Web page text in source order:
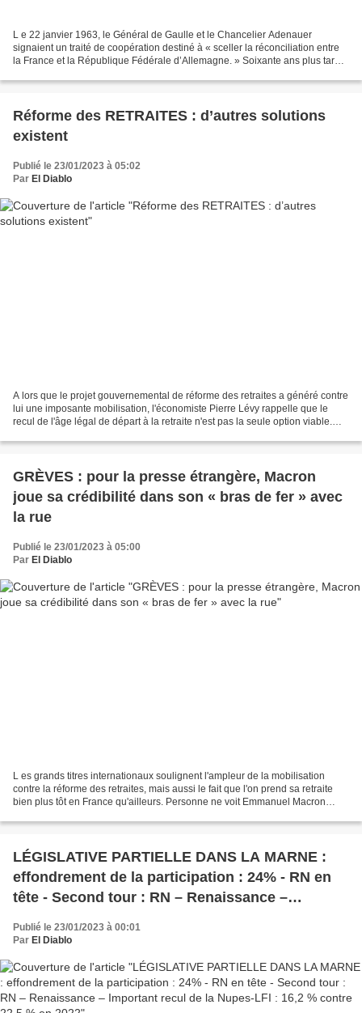
L e 22 janvier 1963, le Général de Gaulle et le Chancelier Adenauer
signaient un traité de coopération destiné à « sceller la réconciliation entre
la France et la République Fédérale d’Allemagne. » Soixante ans plus tard,
Réforme des RETRAITES : d’autres solutions
existent
Publié le 23/01/2023 à 05:02
Par El Diablo
A lors que le projet gouvernemental de réforme des retraites a généré contre
lui une imposante mobilisation, l'économiste Pierre Lévy rappelle que le
recul de l'âge légal de départ à la retraite n'est pas la seule option viable.
GRÈVES : pour la presse étrangère, Macron
joue sa crédibilité dans son « bras de fer » avec
la rue
Publié le 23/01/2023 à 05:00
Par El Diablo
L es grands titres internationaux soulignent l'ampleur de la mobilisation
contre la réforme des retraites, mais aussi le fait que l'on prend sa retraite
bien plus tôt en France qu'ailleurs. Personne ne voit Emmanuel Macron
LÉGISLATIVE PARTIELLE DANS LA MARNE :
effondrement de la participation : 24% - RN en
tête - Second tour : RN – Renaissance –
Important recul de la Nupes-LFI : 16,2 % contre
22,5 % en 2022
Publié le 23/01/2023 à 00:01
Par El Diablo